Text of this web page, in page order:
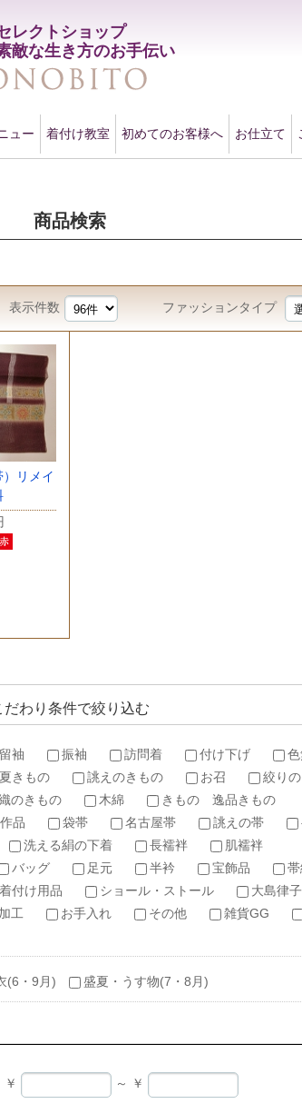
レクトショップ
敵な生き方のお手伝い
ュー 着付け教室 初めてのお客様へ お仕立て
商品検索
表示件数 ファッションタイプ
リメイ
だわり条件で絞り込む
留袖 振袖 訪問着 付け下げ
夏きもの
誂えのきもの お召
絞り
のきもの
木綿
きもの 逸品きもの
品
袋帯 名古屋帯 誂えの帯
洗える絹の下着
長襦袢
肌襦袢
バッグ
足元 半衿 宝飾品
着付け用品
ショール・ストール
大島律
工
お手入れ その他 雑貨GG
(6・9月) 盛夏・うす物(7・8月)
￥ ～ ￥